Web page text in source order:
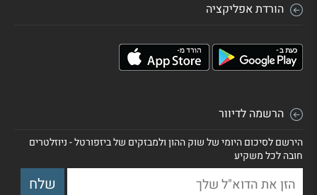
הורדת אפליקציה
הרשמה לדיוור
הירשם לסיכום היומי של שוק ההון ולמבזקים של ביזפורטל - ניוזלטרים
חובה לכל משקיע